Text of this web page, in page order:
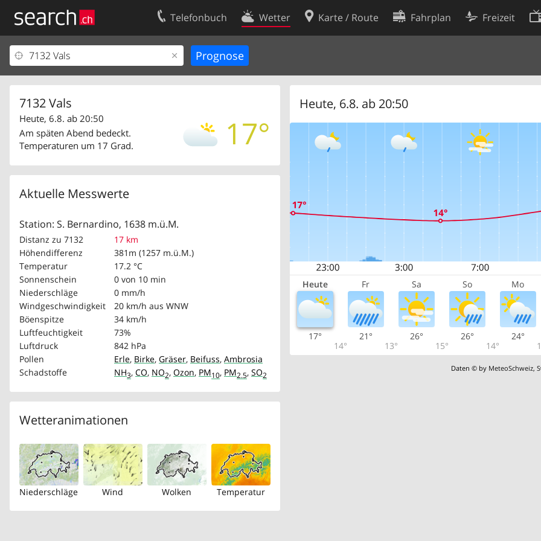
Telefonbuch Wetter Karte / Route Fahrplan Freizeit
7132 Vals
17°
Heute, 6.8. ab 20:50
Am späten Abend bedeckt.
Temperaturen um 17 Grad.
Aktuelle Messwerte
Station: S. Bernardino, 1638 m.ü.M.
Distanz zu 7132
17 km
Höhendifferenz
381m (1257 m.ü.M.)
Temperatur
17.2 °C
Sonnenschein
0 von 10 min
Niederschläge
0 mm/h
Windgeschwindigkeit
20 km/h aus WNW
Böenspitze
34 km/h
Luftfeuchtigkeit
73%
Luftdruck
842 hPa
Pollen
Erle, Birke, Gräser, Beifuss, Ambrosia
Schadstoffe
NH3, CO, NO2, Ozon, PM10, PM2.5, SO2
Wetteranimationen
Niederschläge Wind Wolken Temperatur
Heute, 6.8. ab 20:50
Heute Fr Sa So Mo
17°
14°
21°
13°
26°
15°
26°
14°
24°
Daten © by MeteoSchweiz,
Ihr Eintrag
Kundencenter Geschäftskunden
Kontakt
Nutzungsbedingungen
Cookie-Einstellungen